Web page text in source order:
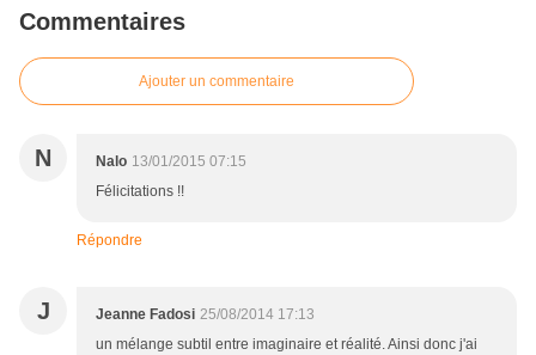
Commentaires
Ajouter un commentaire
N Nalo 13/01/2015 07:15
Félicitations !!
Répondre
J Jeanne Fadosi 25/08/2014 17:13
un mélange subtil entre imaginaire et réalité. Ainsi donc j'ai